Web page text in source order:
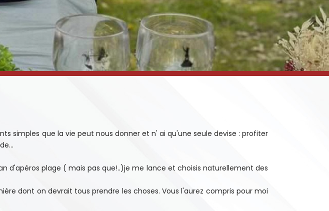
simples que la vie peut nous donner et n' ai qu'une seule devise : profiter
d'apéros plage ( mais pas que!..)je me lance et choisis naturellement des
dont on devrait tous prendre les choses. Vous l'aurez compris pour moi